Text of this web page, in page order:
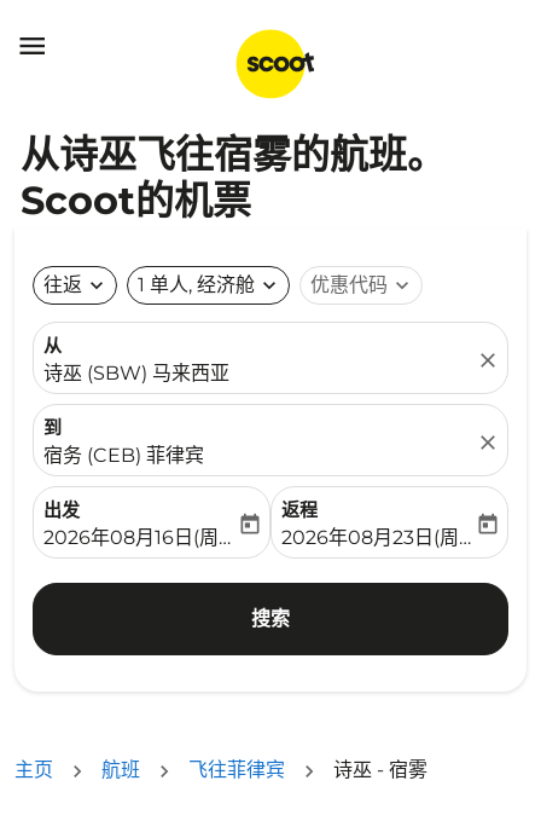

从诗巫飞往宿雾的航班。
Scoot的机票
往返 expand_more 1 单人, 经济舱 expand_more 优惠代码 expand_more
从
诗巫 (SBW) 马来西亚
close
到
宿务 (CEB) 菲律宾
close
出发
fc-booking-departure-date-aria-label
2026年08月16日(周日)
today
返程
fc-booking-return-date-
2026年08月23日(周日)
today
搜索
主页 航班 飞往菲律宾 诗巫 - 宿雾